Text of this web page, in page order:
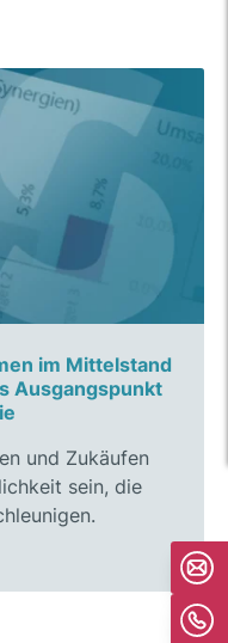
im Mittelstand
Ausgangspunkt
und Zukäufen
sein, die